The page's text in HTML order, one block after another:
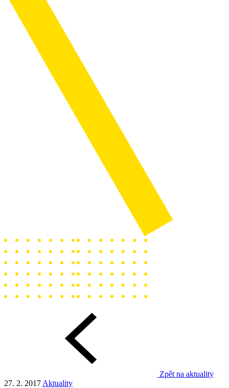
Zpět na aktuality
27. 2. 2017 Aktuality